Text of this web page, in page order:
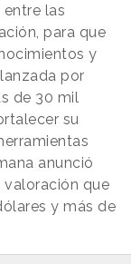
las
para que
y
por
de 30 mil
su
anunció
valoración que
y más de